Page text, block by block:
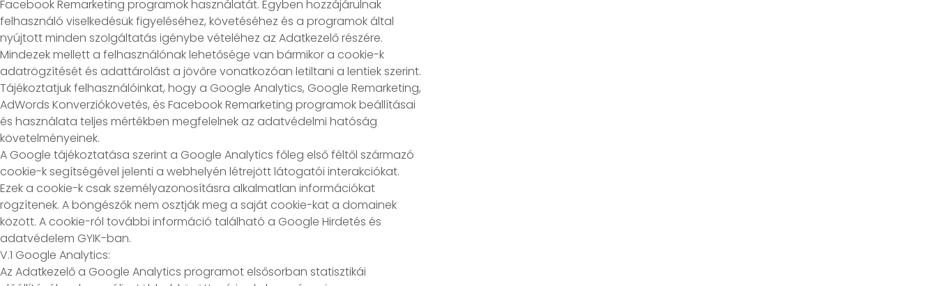
Facebook Remarketing programok használatát. Egyben hozzájárulnak
felhasználó viselkedésük figyeléséhez, követéséhez és a programok által
nyújtott minden szolgáltatás igénybe vételéhez az Adatkezelő részére.
Mindezek mellett a felhasználónak lehetősége van bármikor a cookie-k
adatrögzítését és adattárolást a jövőre vonatkozóan letiltani a lentiek szerint.
Tájékoztatjuk felhasználóinkat, hogy a Google Analytics, Google Remarketing,
AdWords Konverziókövetés, és Facebook Remarketing programok beállításai
és használata teljes mértékben megfelelnek az adatvédelmi hatóság
követelményeinek.
A Google tájékoztatása szerint a Google Analytics főleg első féltől származó
cookie-k segítségével jelenti a webhelyén létrejött látogatói interakciókat.
Ezek a cookie-k csak személyazonosításra alkalmatlan információkat
rögzítenek. A böngészők nem osztják meg a saját cookie-kat a domainek
között. A cookie-ról további információ található a Google Hirdetés és
adatvédelem GYIK-ban.
V.1 Google Analytics:
Az Adatkezelő a Google Analytics programot elsősorban statisztikái